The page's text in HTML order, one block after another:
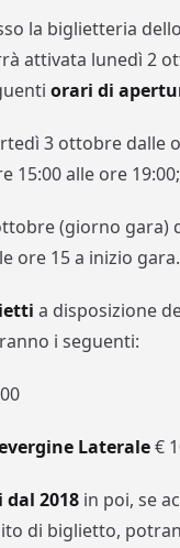
la biglietteria
attivata lunedì 2
orari di
3 ottobre dalle
15:00 alle ore 19:00;
(giorno gara)
ore 15 a inizio gara.
a disposizione
i seguenti:
Laterale€
2018 in poi, se
di biglietto,